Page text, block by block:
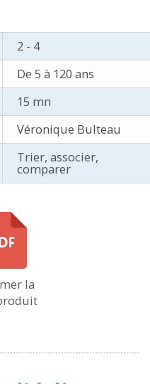
2 - 4
De 5 à 120 ans
15 mn
Véronique Bulteau
Trier, associer,
comparer
la